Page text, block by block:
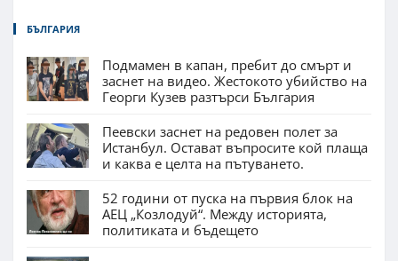
БЪЛГАРИЯ
Подмамен в капан, пребит до смърт и
заснет на видео. Жестокото убийство на
Георги Кузев разтърси България
Пеевски заснет на редовен полет за
Истанбул. Остават въпросите кой плаща
и каква е целта на пътуването.
52 години от пуска на първия блок на
АЕЦ „Козлодуй“. Между историята,
политиката и бъдещето